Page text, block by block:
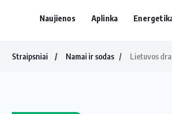
Naujienos Aplinka
Straipsniai Namai ir sodas Lietuvos